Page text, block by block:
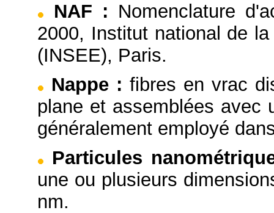
NAF : Nomenclature
2000, Institut national de
(INSEE), Paris.
Nappe : fibres en vrac
plane et assemblées avec
généralement employé
Particules
une ou plusieurs
nm.